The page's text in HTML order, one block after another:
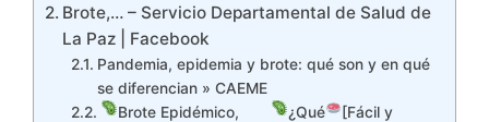
Brote,… – Servicio Departamental de Salud de
La Paz | Facebook
Pandemia, epidemia y brote: qué son y en qué
se diferencian » CAEME
Brote Epidémico,
¿Qué
[Fácil y